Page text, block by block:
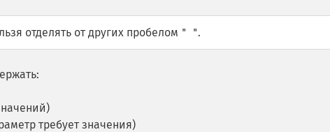
отделять от других пробелом " ".
требует значения)